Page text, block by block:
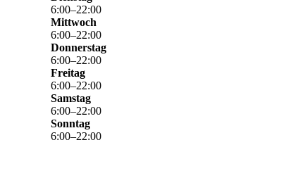
6:00–22:00
Mittwoch
6:00–22:00
Donnerstag
6:00–22:00
Freitag
6:00–22:00
Samstag
6:00–22:00
Sonntag
6:00–22:00